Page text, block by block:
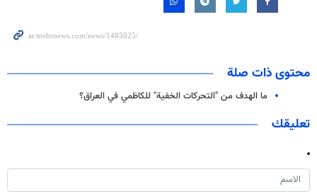
محتوى ذات صلة
ما الهدف من "التحركات الخفية" للكاظمي في العراق؟
تعليقك